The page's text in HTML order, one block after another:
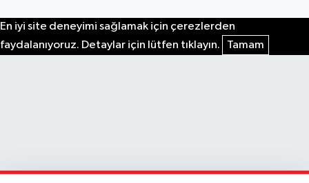
En iyi site deneyimi sağlamak için çerezlerden
faydalanıyoruz. Detaylar için lütfen tıklayın.
Tamam